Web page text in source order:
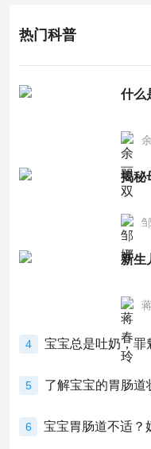
热门科普
揭秘
新生
4 宝宝总是吐奶，罪
5 了解宝宝的胃肠道
6